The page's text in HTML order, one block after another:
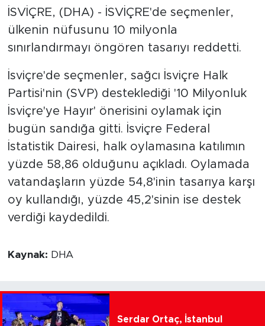
İSVİÇRE, (DHA) - İSVİÇRE'de seçmenler,
ülkenin nüfusunu 10 milyonla
sınırlandırmayı öngören tasarıyı reddetti.
İsviçre'de seçmenler, sağcı İsviçre Halk
Partisi'nin (SVP) desteklediği '10 Milyonluk
İsviçre'ye Hayır' önerisini oylamak için
bugün sandığa gitti. İsviçre Federal
İstatistik Dairesi, halk oylamasına katılımın
yüzde 58,86 olduğunu açıkladı. Oylamada
vatandaşların yüzde 54,8'inin tasarıya karşı
oy kullandığı, yüzde 45,2'sinin ise destek
verdiği kaydedildi.
Kaynak: DHA
Serdar Ortaç, İstanbul